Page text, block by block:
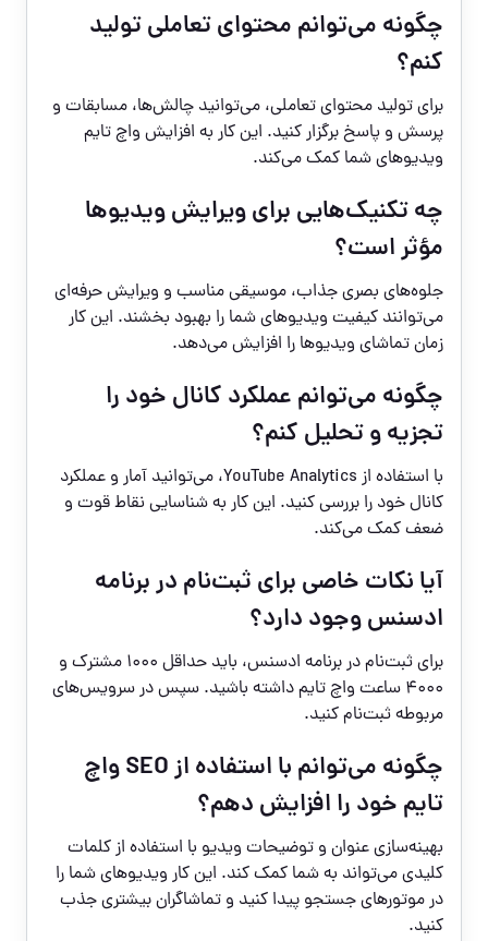
چگونه می‌توانم محتوای تعاملی تولید
کنم؟
برای تولید محتوای تعاملی، می‌توانید چالش‌ها، مسابقات و
پرسش و پاسخ برگزار کنید. این کار به افزایش واچ تایم
ویدیوهای شما کمک می‌کند.
چه تکنیک‌هایی برای ویرایش ویدیوها
مؤثر است؟
جلوه‌های بصری جذاب، موسیقی مناسب و ویرایش حرفه‌ای
می‌توانند کیفیت ویدیوهای شما را بهبود بخشند. این کار
زمان تماشای ویدیوها را افزایش می‌دهد.
چگونه می‌توانم عملکرد کانال خود را
تجزیه و تحلیل کنم؟
با استفاده از YouTube Analytics، می‌توانید آمار و عملکرد
کانال خود را بررسی کنید. این کار به شناسایی نقاط قوت و
ضعف کمک می‌کند.
آیا نکات خاصی برای ثبت‌نام در برنامه
ادسنس وجود دارد؟
برای ثبت‌نام در برنامه ادسنس، باید حداقل ۱۰۰۰ مشترک و
۴۰۰۰ ساعت واچ تایم داشته باشید. سپس در سرویس‌های
مربوطه ثبت‌نام کنید.
چگونه می‌توانم با استفاده از SEO واچ
تایم خود را افزایش دهم؟
بهینه‌سازی عنوان و توضیحات ویدیو با استفاده از کلمات
کلیدی می‌تواند به شما کمک کند. این کار ویدیوهای شما را
در موتورهای جستجو پیدا کنید و تماشاگران بیشتری جذب
کنید.